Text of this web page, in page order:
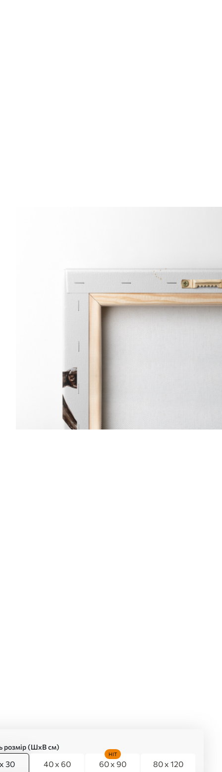
розмір (ШхВ см)
30 40 x 60 60 x 90
HIT
80 x 120